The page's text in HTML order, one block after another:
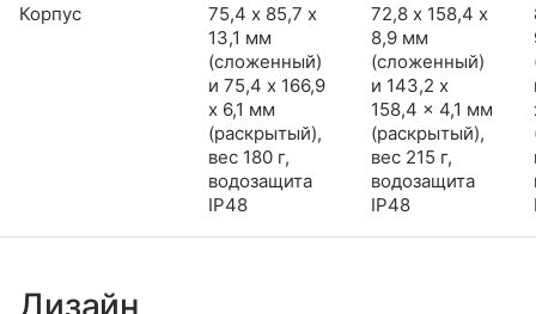
Корпус
75,4 х 85,7 х
13,1 мм
(сложенный)
и 75,4 x 166,9
x 6,1 мм
(раскрытый),
вес 180 г,
водозащита
IP48
72,8 х 158,4 х
8,9 мм
(сложенный)
и 143,2 x
158,4 x 4,1 мм
(раскрытый),
вес 215 г,
водозащита
IP48
Дизайн